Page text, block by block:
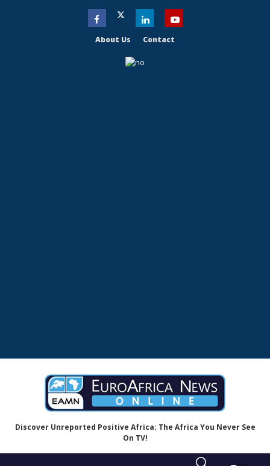
About Us Contact
Discover Unreported Positive Africa: The Africa You Never See
On TV!